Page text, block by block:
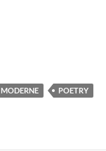
MODERNE
POETRY